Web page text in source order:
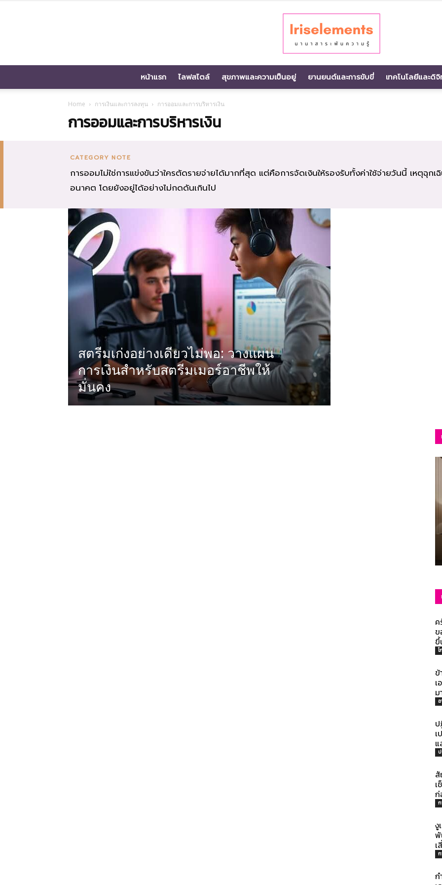
นานา
หน้าแรก ไลฟสไตล์ สุขภาพและความเป็นอยู่ ยานยนต์และการขับขี่ เทคโนโลยีและดิ
Home การเงินและการลงทุน การออมและการบริหารเงิน
การออมและการบริหารเงิน
CATEGORY NOTE
การออมไม่ใช่การแข่งขันว่าใครตัดรายจ่ายได้มากที่สุด แต่คือการจัดเงินให้รองรับทั้งค่าใช้จ่ายวันนี้ เหตุฉุกเฉิ
อนาคต โดยยังอยู่ได้อย่างไม่กดดันเกินไป
สตรีมเก่งอย่างเดียวไม่พอ: วางแผน
การเงินสำหรับสตรีมเมอร์อาชีพให้
มั่นคง
ข
ขึ้
โ
ข้
เ
อ
เ
แ
ป
เ
ก่
งู
พั
ก